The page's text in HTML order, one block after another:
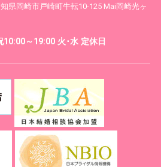
県岡崎市戸崎町牛転10-125 Mai岡崎光ヶ
～19:00 火･水 定休日